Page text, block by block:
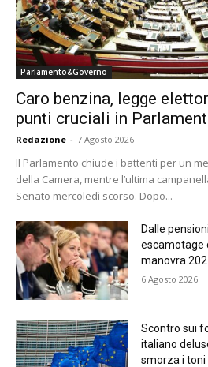
Parlamento&Governo
Caro benzina, legge
punti cruciali in
Redazione - 7 Agosto 2026
Il Parlamento chiude i battenti per un
della Camera, mentre l’ultima
Senato mercoledì scorso. Dopo...
Dalle
escamotage
manovra
6 Agosto 2026
Scontro sui
italiano
smorza i toni